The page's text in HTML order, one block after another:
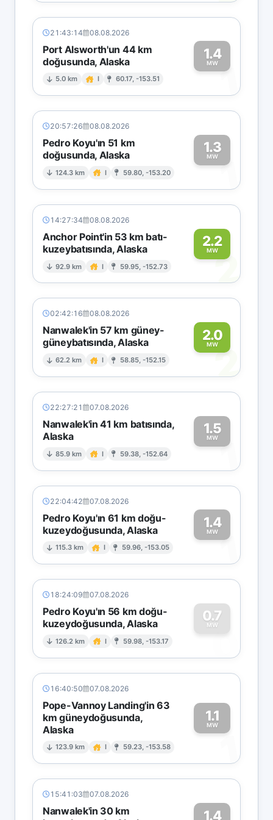
21:43:14 08.08.2026
Port Alsworth'un 44 km
doğusunda, Alaska
5.0 km I 60.17, -153.51
1.4
MW1
20:57:26 08.08.2026
Pedro Koyu'ın 51 km
doğusunda, Alaska
124.3 km I 59.80, -153.20
1.3
MW1
14:27:34 08.08.2026
Anchor Point'in 53 km batı-
kuzeybatısında, Alaska
92.9 km I 59.95, -152.73
2.2
MW2
02:42:16 08.08.2026
Nanwalek'in 57 km güney-
güneybatısında, Alaska
62.2 km I 58.85, -152.15
2.0
MW2
22:27:21 07.08.2026
Nanwalek'in 41 km batısında,
Alaska
85.9 km I 59.38, -152.64
1.5
MW1
22:04:42 07.08.2026
Pedro Koyu'ın 61 km doğu-
kuzeydoğusunda, Alaska
115.3 km I 59.96, -153.05
1.4
MW1
18:24:09 07.08.2026
Pedro Koyu'ın 56 km doğu-
kuzeydoğusunda, Alaska
126.2 km I 59.98, -153.17
0.7
MW
0
16:40:50 07.08.2026
Pope-Vannoy Landing'in 63
km güneydoğusunda,
Alaska
123.9 km I 59.23, -153.58
1.1
MW
1
15:41:03 07.08.2026
Nanwalek'in 30 km
1.4